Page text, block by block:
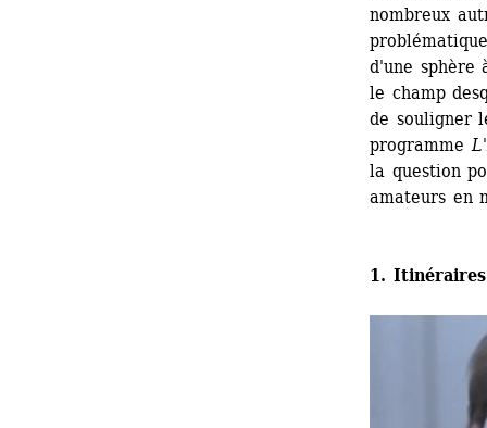
nombreux
d'une sphère
le champ
de souligner
programme
la question
amateurs en
1. Itinéraires